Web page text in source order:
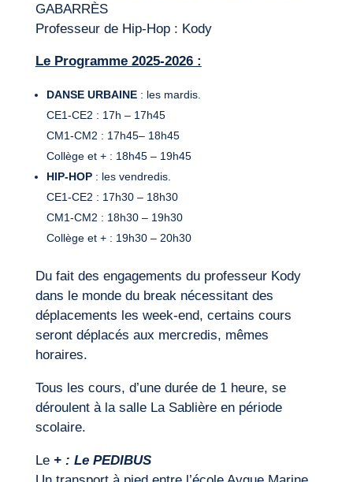
GABARRÈS
Professeur de Hip-Hop : Kody
Le Programme 2025-2026 :
DANSE URBAINE: les mardis.
CE1-CE2 : 17h – 17h45
CM1-CM2 : 17h45– 18h45
Collège et + : 18h45 – 19h45
HIP-HOP: les vendredis.
CE1-CE2 : 17h30 – 18h30
CM1-CM2 : 18h30 – 19h30
Collège et + : 19h30 – 20h30
Du fait des engagements du professeur Kody
dans le monde du break nécessitant des
déplacements les week-end, certains cours
seront déplacés aux mercredis, mêmes
horaires.
Tous les cours, d’une durée de 1 heure, se
déroulent à la salle La Sablière en période
scolaire.
Le+ : Le PEDIBUS